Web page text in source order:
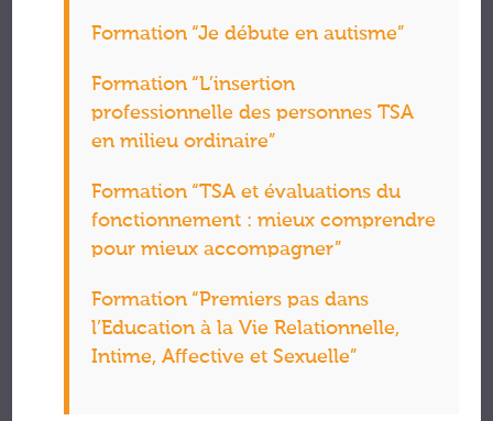
Formation “Je débute en autisme”
Formation “L’insertion
professionnelle des personnes TSA
en milieu ordinaire”
Formation “TSA et évaluations du
fonctionnement : mieux comprendre
pour mieux accompagner”
Formation “Premiers pas dans
l’Education à la Vie Relationnelle,
Intime, Affective et Sexuelle”